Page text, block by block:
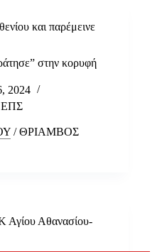
και παρέμεινε
στην κορυφή
2024
ΕΠΣ
/ΘΡΙΑΜΒΟΣ
Αγίου Αθανασίου-